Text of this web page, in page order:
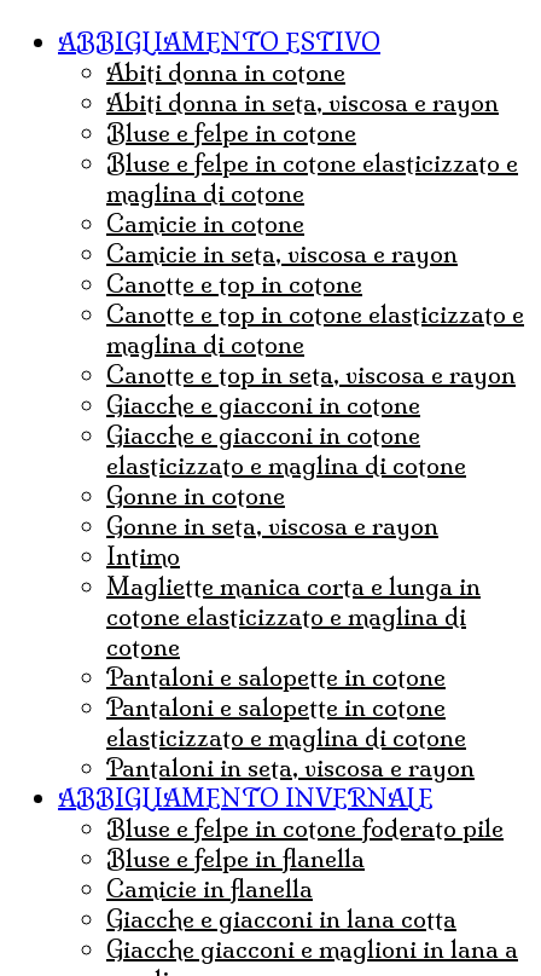
ABBIGLIAMENTO ESTIVO
abiti donna in cotone
abiti donna in seta, viscosa e rayon
bluse e felpe in cotone
bluse e felpe in cotone elasticizzato e
maglina di cotone
camicie in cotone
camicie in seta, viscosa e rayon
canotte e top in cotone
canotte e top in cotone elasticizzato e
maglina di cotone
canotte e top in seta, viscosa e rayon
Giacche e giacconi in cotone
giacche e giacconi in cotone
elasticizzato e maglina di cotone
gonne in cotone
Gonne in seta, viscosa e rayon
Intimo
magliette manica corta e lunga in
cotone elasticizzato e maglina di
cotone
pantaloni e salopette in cotone
Pantaloni e salopette in cotone
elasticizzato e maglina di cotone
Pantaloni in seta, viscosa e rayon
ABBIGLIAMENTO INVERNALE
Bluse e felpe in cotone foderato pile
Bluse e felpe in flanella
Camicie in flanella
Giacche e giacconi in lana cotta
Giacche giacconi e maglioni in lana a